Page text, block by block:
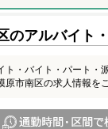
のアルバイト
・バイト・パート・
市南区の求人情報を